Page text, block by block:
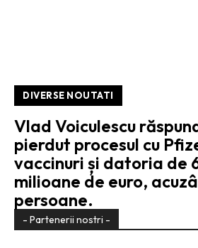
DIVERSE NOUTATI
Vlad Voiculescu
pierdut procesul cu
vaccinuri și datoria de
milioane de euro,
persoane.
- Partenerii nostri -